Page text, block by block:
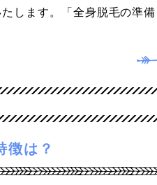
します。「全身脱毛の準備
徴は？